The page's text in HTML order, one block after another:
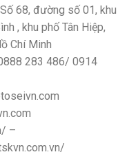
68, đường số 01, khu
, khu phố Tân Hiệp,
Chí Minh
283 486/ 0914
–